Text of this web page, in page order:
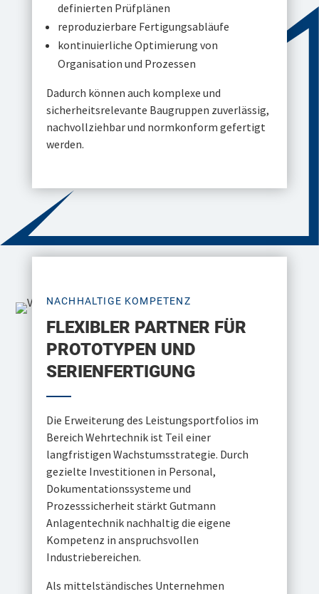
definierten Prüfplänen
reproduzierbare Fertigungsabläufe
kontinuierliche Optimierung von
Organisation und Prozessen
Dadurch können auch komplexe und
sicherheitsrelevante Baugruppen zuverlässig,
nachvollziehbar und normkonform gefertigt
werden.
NACHHALTIGE KOMPETENZ
FLEXIBLER PARTNER FÜR
PROTOTYPEN UND
SERIENFERTIGUNG
Die Erweiterung des Leistungsportfolios im
Bereich Wehrtechnik ist Teil einer
langfristigen Wachstumsstrategie. Durch
gezielte Investitionen in Personal,
Dokumentationssysteme und
Prozesssicherheit stärkt Gutmann
Anlagentechnik nachhaltig die eigene
Kompetenz in anspruchsvollen
Industriebereichen.
Als mittelständisches Unternehmen